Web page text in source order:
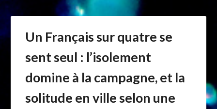
Un Français sur quatre se
sent seul : l’isolement
domine à la campagne, et la
solitude en ville selon une